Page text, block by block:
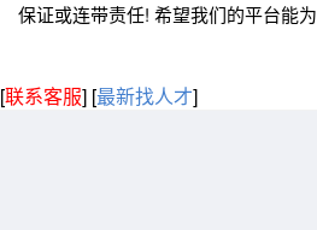
保证或连带责任! 希望我们的平台能
[联系客服] [最新找人才]